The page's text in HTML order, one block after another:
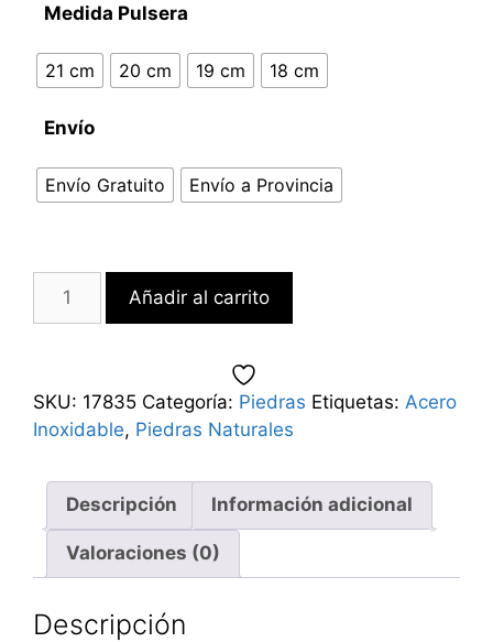
Medida Pulsera
21 cm 20 cm 19 cm 18 cm
Envío
Envío Gratuito Envío a Provincia
Añadir al carrito
SKU: 17835 Categoría: Piedras Etiquetas: Acero
Inoxidable, Piedras Naturales
Descripción Información adicional
Valoraciones (0)
Descripción